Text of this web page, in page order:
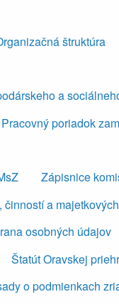
štruktúra
a
Pracovný poriadok
Zápisnice
a
osobných údajov
Štatút Oravskej
o podmienkach